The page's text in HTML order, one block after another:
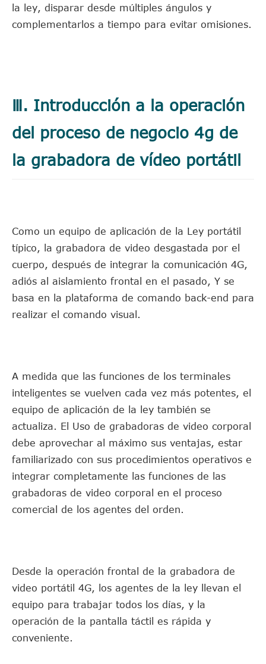
la ley, disparar desde múltiples ángulos y
complementarlos a tiempo para evitar omisiones.
Ⅲ. Introducción a la operación
del proceso de negocio 4g de
la grabadora de vídeo portátil
Como un equipo de aplicación de la Ley portátil
típico, la grabadora de video desgastada por el
cuerpo, después de integrar la comunicación 4G,
adiós al aislamiento frontal en el pasado, Y se
basa en la plataforma de comando back-end para
realizar el comando visual.
A medida que las funciones de los terminales
inteligentes se vuelven cada vez más potentes, el
equipo de aplicación de la ley también se
actualiza. El Uso de grabadoras de video corporal
debe aprovechar al máximo sus ventajas, estar
familiarizado con sus procedimientos operativos e
integrar completamente las funciones de las
grabadoras de video corporal en el proceso
comercial de los agentes del orden.
Desde la operación frontal de la grabadora de
video portátil 4G, los agentes de la ley llevan el
equipo para trabajar todos los días, y la
operación de la pantalla táctil es rápida y
conveniente.